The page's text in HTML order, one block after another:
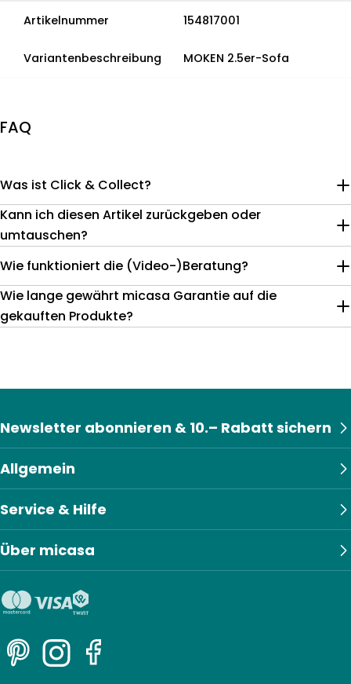
Artikelnummer 154817001
Variantenbeschreibung MOKEN 2.5er-Sofa
FAQ
Was ist Click & Collect?
Kann ich diesen Artikel zurückgeben oder
umtauschen?
Wie funktioniert die (Video-)Beratung?
Wie lange gewährt micasa Garantie auf die
gekauften Produkte?
Allgemein
Service & Hilfe
Über micasa
Newsletter abonnieren & 10.– Rabatt sichern
PinterestInstagramFacebook